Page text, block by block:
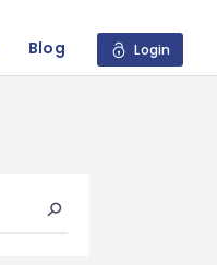
Blog Login